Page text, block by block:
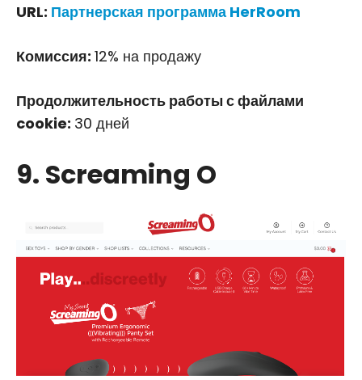
URL: Партнерская программа HerRoom
Комиссия: 12% на продажу
Продолжительность работы с файлами
cookie: 30 дней
9. Screaming O